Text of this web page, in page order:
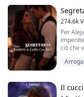
Io non
Lavoro
Dalla
più
Tengo
addio.
274.6k
Per
ciò che
due
no, e
Il